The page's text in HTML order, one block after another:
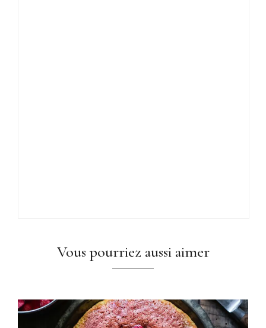
Vous pourriez aussi aimer